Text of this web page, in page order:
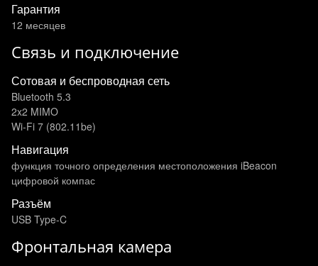
Гарантия
12 месяцев
Связь и подключение
Сотовая и беспроводная сеть
Bluetooth 5.3
2x2 MIMO
Wi‑Fi 7 (802.11be)
Навигация
функция точного определения местоположения iBeacon
цифровой компас
Разъём
USB Type-C
Фронтальная камера